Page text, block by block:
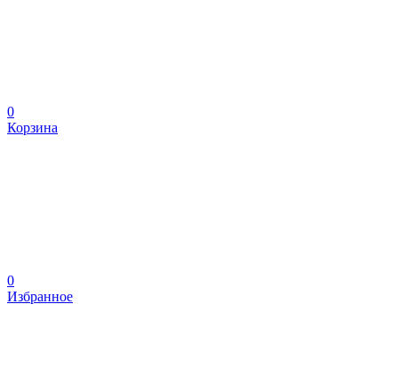
0
Корзина
0
Избранное